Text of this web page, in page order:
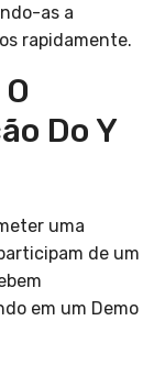
as a
rapidamente.
Do Y
uma
de um
em um Demo